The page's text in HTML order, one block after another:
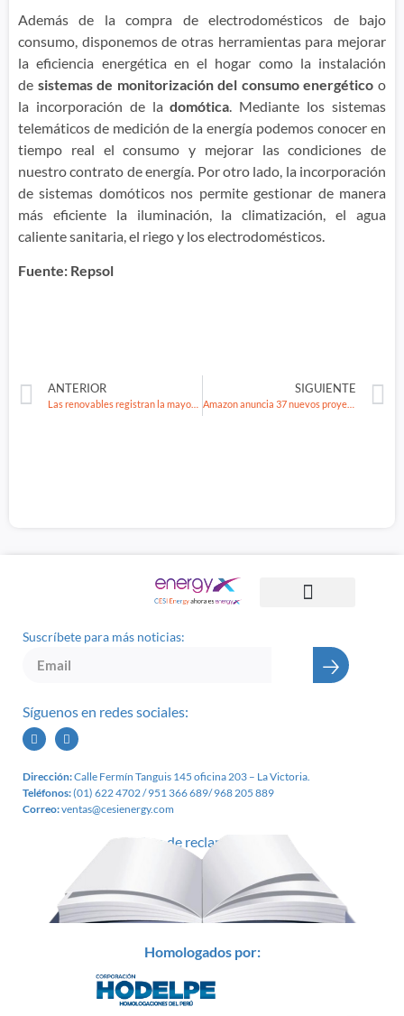
Además de la compra de electrodomésticos de bajo
consumo, disponemos de otras herramientas para mejorar
la eficiencia energética en el hogar como la instalación
de sistemas de monitorización del consumo energético o
la incorporación de ladomótica . Mediante los sistemas
telemáticos de medición de la energía podemos conocer en
tiempo real el consumo y mejorar las condiciones de
nuestro contrato de energía. Por otro lado, la incorporación
de sistemas domóticos nos permite gestionar de manera
más eficiente la iluminación, la climatización, el agua
caliente sanitaria, el riego y los electrodomésticos.
Fuente: Repsol
ANTERIOR SIGUIENTE
Amazon anuncia 37 nuevos proyectos de energía renovable a nivel global
Suscríbete para más noticias:
🡢
Síguenos en redes sociales:
Dirección:Calle Fermín Tanguis 145 oficina 203 – La Victoria.
Teléfonos:(01) 622 4702 / 951 366 689/968 205 889
Correo:ventas@cesienergy.com
Libro de reclamaciones
Homologados por: